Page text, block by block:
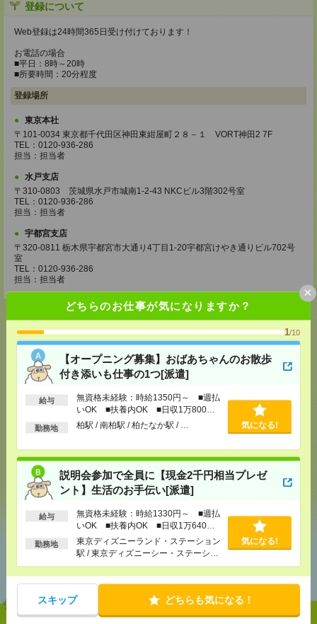
どちらのお仕事が気になりますか？
1/10
【オープニング募集】おばあちゃんのお散歩
付き添いも仕事の1つ[派遣]
給与
無資格未経験：時給1350円～ ■週払
いOK ■扶養内OK ■日収1万800円
以上
勤務地 柏駅 / 南柏駅 / 柏たなか駅 / … 気になる!
説明会参加で全員に【現金2千円相当プレゼ
ント】生活のお手伝い[派遣]
給与
無資格未経験：時給1330円～ ■週払
いOK ■扶養内OK ■日収1万640円
以上
勤務地
東京ディズニーランド・ステーション
駅 / 東京ディズニーシー・ステーショ
ン駅 / リゾートゲートウェイ・ステー
ション駅 / …
気になる!
スキップ どちらも気になる！
×
登録について
Web登録は24時間365日受け付けております！
お電話の場合
■平日：8時～20時
■所要時間：20分程度
登録場所
東京本社
〒101-0034 東京都千代田区神田東紺屋町２８－１ VORT神田2 7F
TEL：0120-936-286
担当：担当者
水戸支店
〒310-0803 茨城県水戸市城南1-2-43 NKCビル3階302号室
TEL：0120-936-286
担当：担当者
宇都宮支店
〒320-0811 栃木県宇都宮市大通り4丁目1-20宇都宮けやき通りビル702号
室
TEL：0120-936-286
担当：担当者
応募ページへ
気になる！ 電話応募
メールで送る LINEで送る
シェア
あなたの閲覧履歴からの
おすすめ